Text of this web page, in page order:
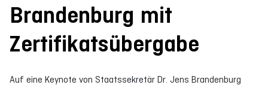
Brandenburg mit
Zertifikatsübergabe
Auf eine Keynote von Staatssekretär Dr. Jens Brandenburg